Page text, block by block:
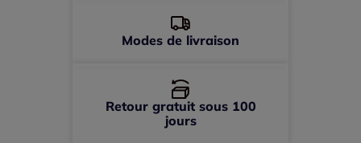
Modes de livraison
Retour gratuit sous 100
jours